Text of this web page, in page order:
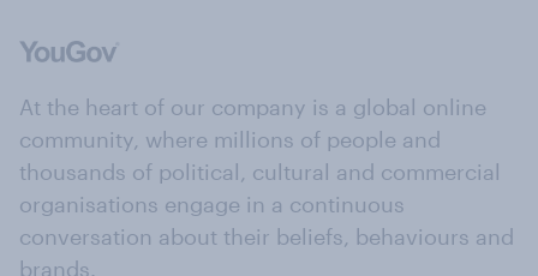
At the heart of our company is a global online
community, where millions of people and
thousands of political, cultural and commercial
organisations engage in a continuous
conversation about their beliefs, behaviours and
brands.